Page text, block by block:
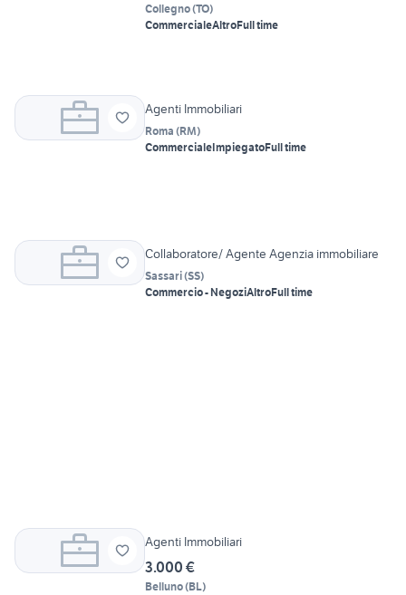
Collegno(TO)
CommercialeAltroFull time
Agenti Immobiliari
Roma (RM)
CommercialeImpiegatoFull time
Collaboratore/ Agente Agenzia immobiliare
Sassari(SS)
Commercio - NegoziAltroFull time
Agenti Immobiliari
3.000 €
Belluno(BL)